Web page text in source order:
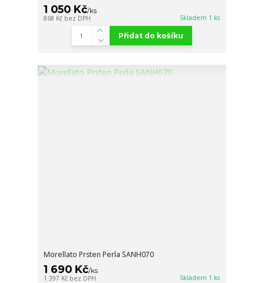
1 050 Kč/ks
868 Kč bez DPH Skladem 1 ks
Přidat do košíku
Morellato Prsten Perla SANH070
1 690 Kč/ks
1 397 Kč bez DPH Skladem 1 ks